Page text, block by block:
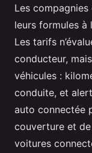
Les compagnies
leurs formules à
Les tarifs
conducteur,
véhicules :
conduite, et
auto connectée
couverture et
voitures